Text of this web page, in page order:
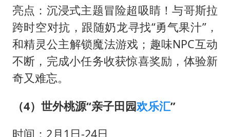
亮点：沉浸式主题冒险超吸睛！与哥斯拉
跨时空对抗，跟随奶龙寻找“勇气果汁”，
和精灵公主解锁魔法游戏；趣味NPC互动
不断，完成小任务收获惊喜奖励，体验新
奇又难忘。
（4）世外桃源“亲子田园欢乐汇”
时间：2月1日-24日